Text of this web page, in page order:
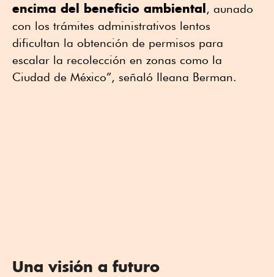
encima del beneficio ambiental , aunado
con los trámites administrativos lentos
dificultan la obtención de permisos para
escalar la recolección en zonas como la
Ciudad de México”, señaló Ileana Berman.
Una visión a futuro